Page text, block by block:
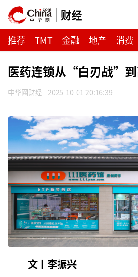
财经
推荐 TMT 金融 地产 消费
医药连锁从“白刃战”到
中华网财经 2025-10-01 20:16:39
文丨李振兴